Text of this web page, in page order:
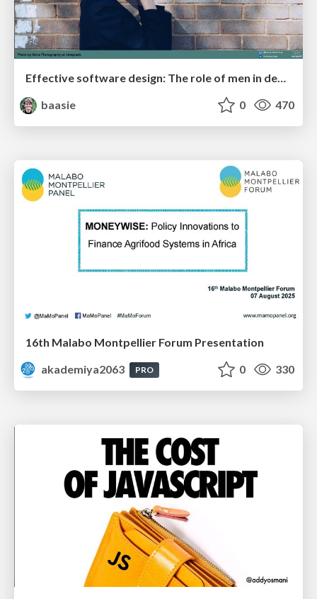
Effective software design: The role of men in debugging patriarchy in IT @ Voxxed Days AMS
baasie
0 470
16th Malabo Montpellier Forum Presentation
akademiya2063
PRO 0 330